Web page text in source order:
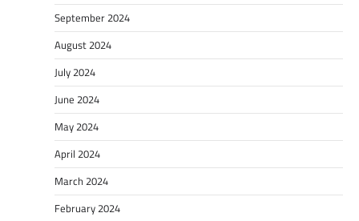
September 2024
August 2024
July 2024
June 2024
May 2024
April 2024
March 2024
February 2024